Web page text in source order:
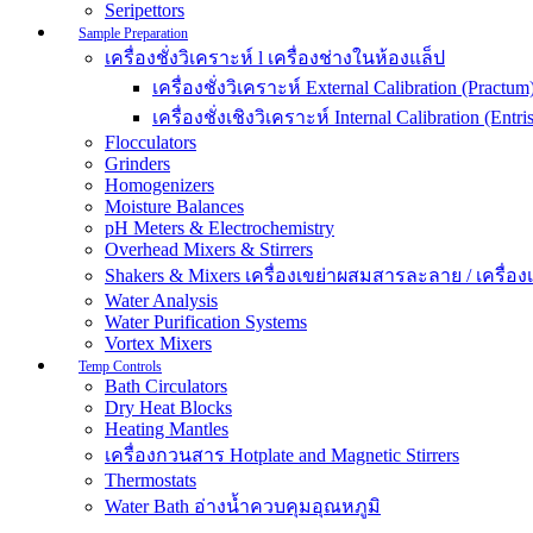
Seripettors
Sample Preparation
เครื่องชั่งวิเคราะห์ l เครื่องช่างในห้องแล็ป
เครื่องชั่งวิเคราะห์ External Calibration
เครื่องชั่งเชิงวิเคราะห์ Internal Calibration
Flocculators
Grinders
Homogenizers
Moisture Balances
pH Meters & Electrochemistry
Overhead Mixers & Stirrers
Shakers & Mixers เครื่องเขย่าผสมสารละลาย / เครื่อง
Water Analysis
Water Purification Systems
Vortex Mixers
Temp Controls
Bath Circulators
Dry Heat Blocks
Heating Mantles
เครื่องกวนสาร Hotplate and Magnetic Stirrers
Thermostats
Water Bath อ่างน้ำควบคุมอุณหภูมิ